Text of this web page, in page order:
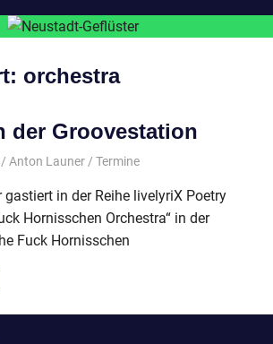
orchestra
der Groovestation
Anton Launer Termine
gastiert in der Reihe livelyriX Poetry
Hornisschen Orchestra“ in der
Fuck Hornisschen